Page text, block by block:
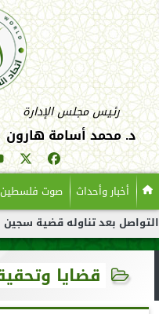
رئيس مجلس الإدارة
د. محمد أسامة هارون
أخبار وأحداث صوت فلسطين
بعد تناوله قضية سجين اكتشف
قضايا